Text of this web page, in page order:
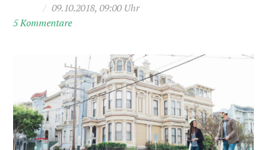
/ 09.10.2018, 09:00 Uhr
5 Kommentare